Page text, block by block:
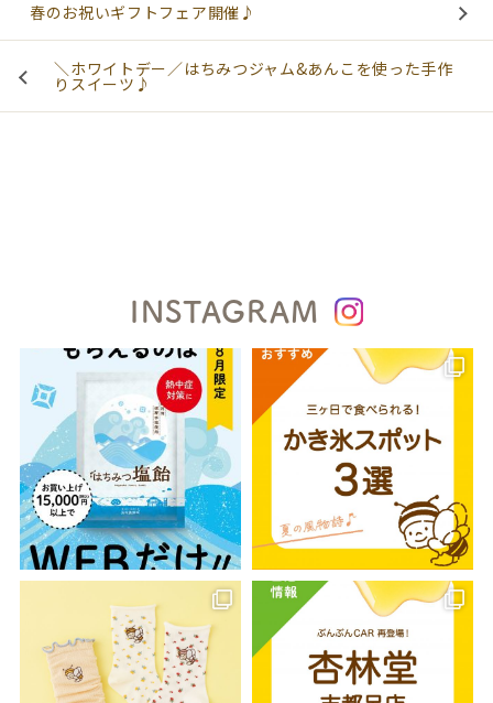
春のお祝いギフトフェア開催♪
＼ホワイトデー／はちみつジャム&あんこを使った手作
りスイーツ♪
INSTAGRAM